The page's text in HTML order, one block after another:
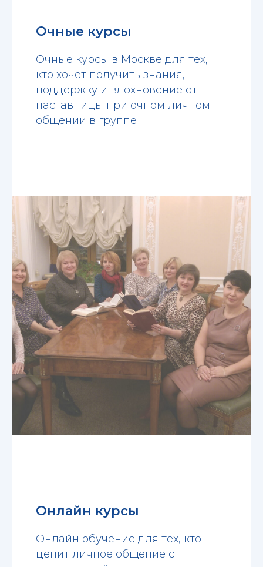
Очные курсы
Очные курсы в Москве для тех,
кто хочет получить знания,
поддержку и вдохновение от
наставницы при очном личном
общении в группе
Онлайн курсы
Онлайн обучение для тех, кто
ценит личное общение с